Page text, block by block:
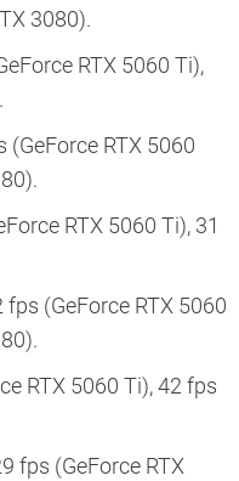
3080).
RTX 5060 Ti),
(GeForce RTX 5060
RTX 5060 Ti), 31
(GeForce RTX 5060
RTX 5060 Ti), 42 fps
fps (GeForce RTX